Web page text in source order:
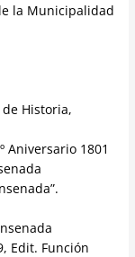
la Municipalidad
Historia,
Aniversario 1801
Edit. Función